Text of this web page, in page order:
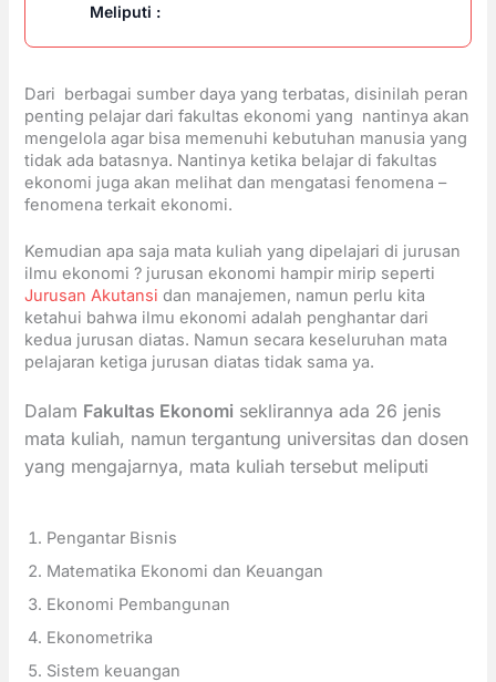
Meliputi :
Dari berbagai sumber daya yang terbatas, disinilah peran
penting pelajar dari fakultas ekonomi yang nantinya akan
mengelola agar bisa memenuhi kebutuhan manusia yang
tidak ada batasnya. Nantinya ketika belajar di fakultas
ekonomi juga akan melihat dan mengatasi fenomena –
fenomena terkait ekonomi.
Kemudian apa saja mata kuliah yang dipelajari di jurusan
ilmu ekonomi ? jurusan ekonomi hampir mirip seperti
Jurusan Akutansi dan manajemen, namun perlu kita
ketahui bahwa ilmu ekonomi adalah penghantar dari
kedua jurusan diatas. Namun secara keseluruhan mata
pelajaran ketiga jurusan diatas tidak sama ya.
Dalam Fakultas Ekonomi seklirannya ada 26 jenis
mata kuliah, namun tergantung universitas dan dosen
yang mengajarnya, mata kuliah tersebut meliputi
Pengantar Bisnis
Matematika Ekonomi dan Keuangan
Ekonomi Pembangunan
Ekonometrika
Sistem keuangan